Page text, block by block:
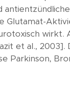
Glutamat-
wirkt.
et al.,
Parkinson,